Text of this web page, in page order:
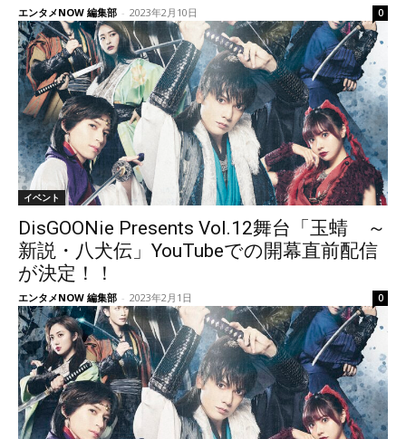
エンタメNOW 編集部 - 2023年2月10日 0
イベント
DisGOONie Presents Vol.12舞台「玉蜻 ～
新説・八犬伝」YouTubeでの開幕直前配信
が決定！！
エンタメNOW 編集部 - 2023年2月1日 0